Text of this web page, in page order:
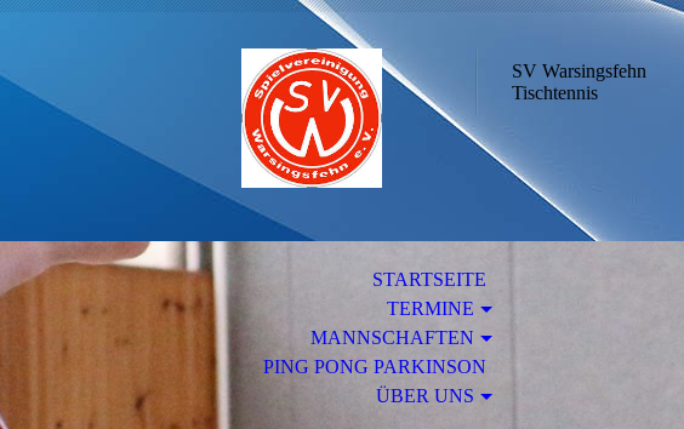
SV Warsingsfehn
Tischtennis
STARTSEITE
TERMINE
MANNSCHAFTEN
PING PONG PARKINSON
ÜBER UNS